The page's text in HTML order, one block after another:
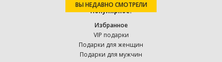
Популярное:
Избранное
VIP подарки
Подарки для женщин
Подарки для мужчин
ВЫ НЕДАВНО СМОТРЕЛИ